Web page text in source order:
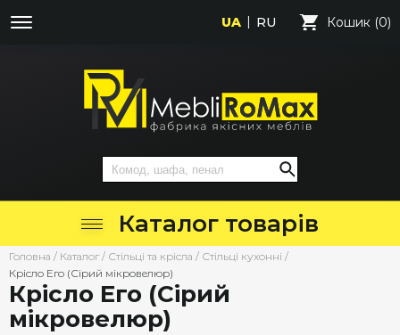
UA RU Кошик (0)
Каталог товарів
Головна / Каталог / Стільці та крісла / Стільці кухонні /
Крісло Его (Сірий мікровелюр)
Крісло Его (Сірий
мікровелюр)